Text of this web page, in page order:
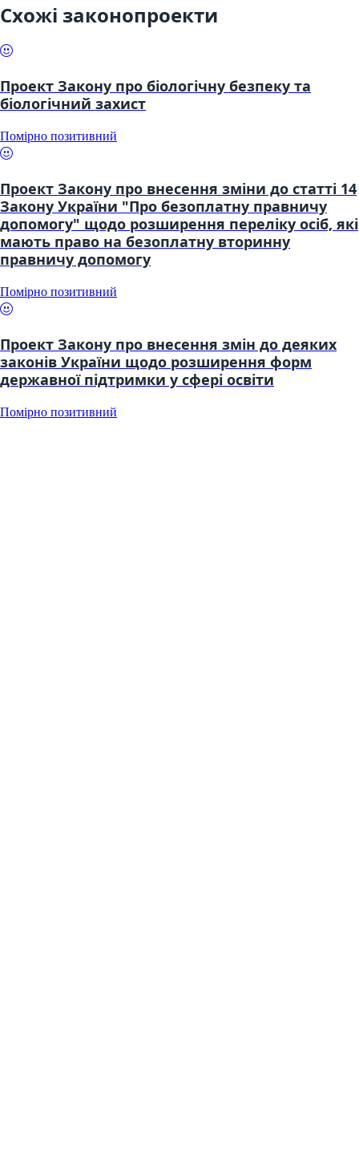
Схожі законопроекти
Проект Закону про біологічну безпеку та
біологічний захист
Помірно позитивний
Проект Закону про внесення зміни до статті 14
Закону України "Про безоплатну правничу
допомогу" щодо розширення переліку осіб, які
мають право на безоплатну вторинну
правничу допомогу
Помірно позитивний
Проект Закону про внесення змін до деяких
законів України щодо розширення форм
державної підтримки у сфері освіти
Помірно позитивний